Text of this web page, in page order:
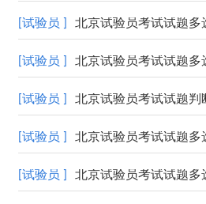
[试验员 ] 北京试验员考试试题多
[试验员 ] 北京试验员考试试题多
[试验员 ] 北京试验员考试试题判
[试验员 ] 北京试验员考试试题多
[试验员 ] 北京试验员考试试题多